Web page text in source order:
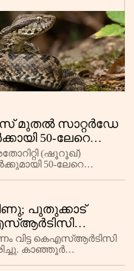
ഓഗസ്റ്റ് 5
മുതൽ സാറ്റർഡേ
50-ലേറെ
ഷാർജ
(ഷൂറൂഖ്)
50-ലേറെ
പുതുക്കാട്
മരിച്ചു
വിട്ട കെഎസ്ആർടിസി
കാഞ്ഞൂർ